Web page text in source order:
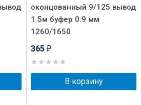
оконцованный 9/125 вывод
1.5м буфер 0.9 мм
1260/1650
365 ₽
В корзину